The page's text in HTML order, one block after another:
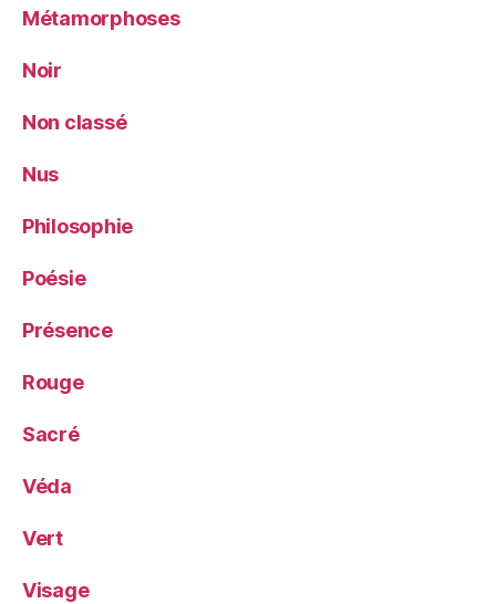
Métamorphoses
Noir
Non classé
Nus
Philosophie
Poésie
Présence
Rouge
Sacré
Véda
Vert
Visage